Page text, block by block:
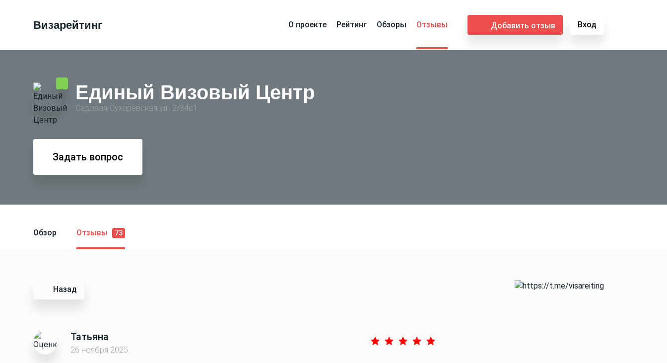
Визарейтинг О проекте Рейтинг Обзоры Отзывы Добавить отзыв Вход
Единый Визовый Центр
Садовая-Сухаревская ул., 2/34с1
Задать вопрос
Обзор Отзывы 73
Назад
Татьяна
26 ноября 2025